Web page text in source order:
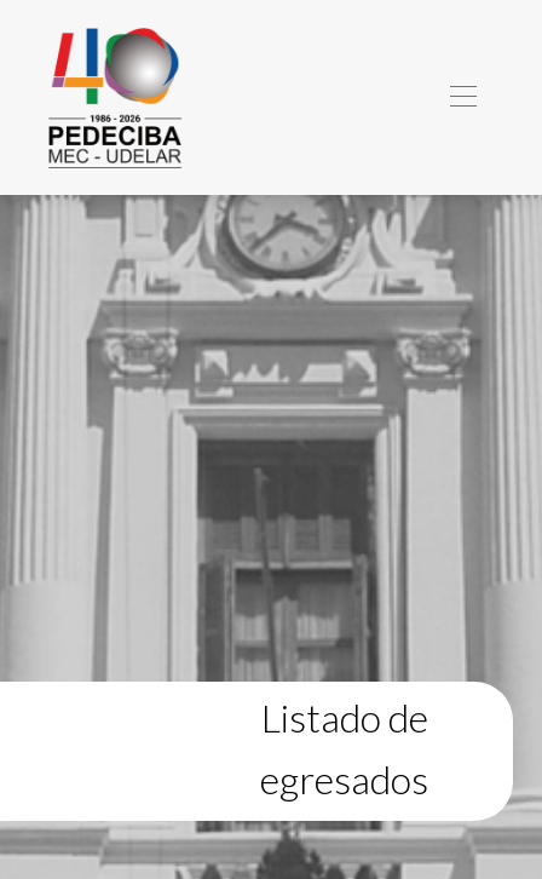
Listado de
egresados